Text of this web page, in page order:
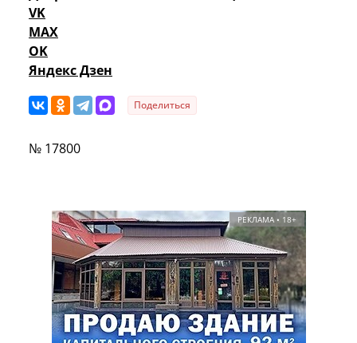
VK
MAX
OK
Яндекс Дзен
Поделиться
№ 17800
РЕКЛАМА • 18+